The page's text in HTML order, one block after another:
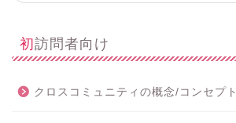
初訪問者向け
クロスコミュニティの概念/コンセプト